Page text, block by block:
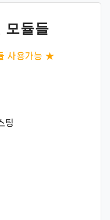
모듈들
사용가능 ★
팅